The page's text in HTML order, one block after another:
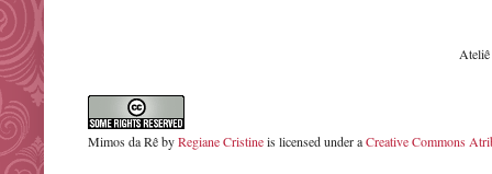
Mimos da RêbyRegiane Cristineis licensed under aCreative Commons